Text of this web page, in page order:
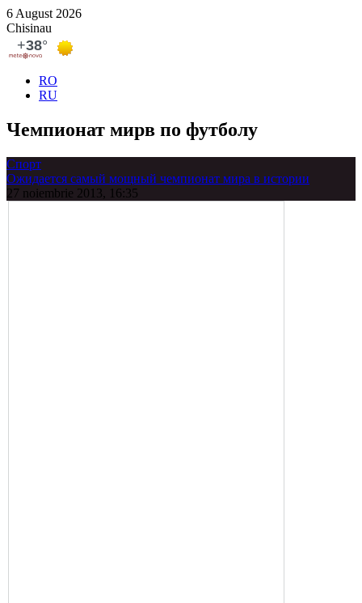
6 August 2026
Chisinau
RO
RU
Чемпионат мирв по футболу
Спорт
Ожидается самый мощный чемпионат мира в истории
27 noiembrie 2013, 16:35